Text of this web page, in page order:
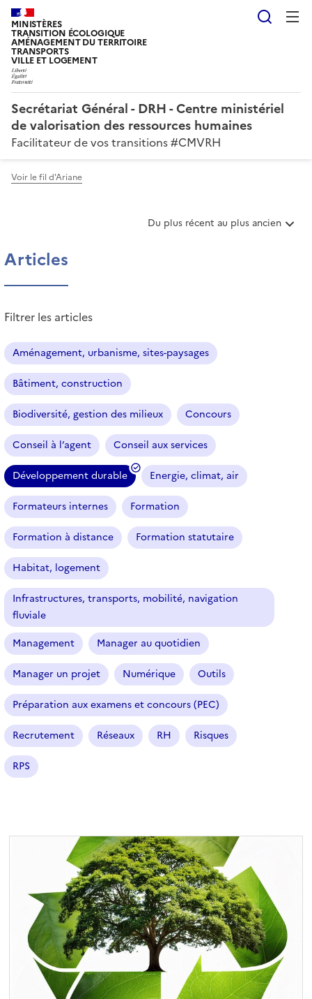
MINISTÈRES
TRANSITION ÉCOLOGIQUE
AMÉNAGEMENT DU TERRITOIRE
TRANSPORTS
VILLE ET LOGEMENT
Secrétariat Général - DRH - Centre ministériel
de valorisation des ressources humaines
Facilitateur de vos transitions #CMVRH
Voir le fil d'Ariane
T
r
t
l
e
s
Du plus récent au plus ancien
Articles
Filtrer les articles
Aménagement, urbanisme, sites-paysages
Bâtiment, construction
Biodiversité, gestion des milieux Concours
Conseil à l’agent Conseil aux services
Développement durable
(
f
i
l
t
r
e
s
l
e
c
t
o
n
n
Energie, climat, air
Formateurs internes Formation
Formation à distance Formation statutaire
Habitat, logement
Infrastructures, transports, mobilité, navigation
fluviale
Management
Manager au quotidien
Manager un projet Numérique Outils
Préparation aux examens et concours (PEC)
Recrutement Réseaux RH Risques
RPS